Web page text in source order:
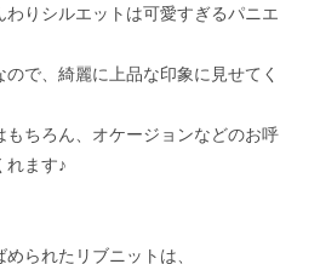
りシルエットは可愛すぎるパニエ
で、綺麗に上品な印象に見せてく
ちろん、オケージョンなどのお呼
れます♪
られたリブニットは、